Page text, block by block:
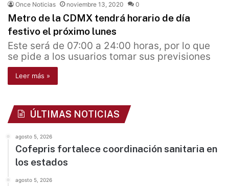
Once Noticias noviembre 13, 2020 0
Metro de la CDMX tendrá horario de día
festivo el próximo lunes
Este será de 07:00 a 24:00 horas, por lo que
se pide a los usuarios tomar sus previsiones
Leer más »
ÚLTIMAS NOTICIAS
agosto 5, 2026
Cofepris fortalece coordinación sanitaria en
los estados
agosto 5, 2026